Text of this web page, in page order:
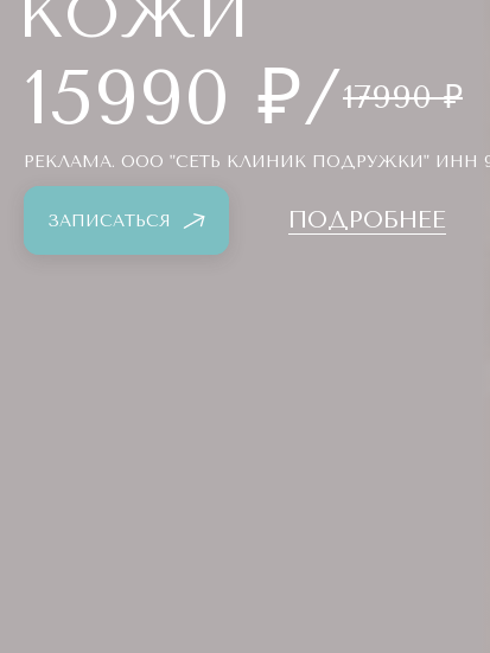
КОЖИ
15990 ₽/17990 ₽
РЕКЛАМА. ООО "СЕТЬ КЛИНИК ПОДРУЖКИ" ИНН
ЗАПИСАТЬСЯ ПОДРОБНЕЕ